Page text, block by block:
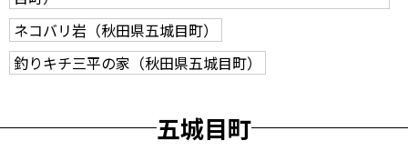
ネコバリ岩（秋田県五城目町）
釣りキチ三平の家（秋田県五城目町）
五城目町